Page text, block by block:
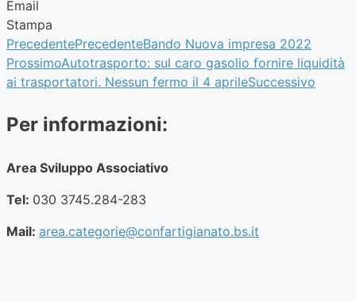
Email
Stampa
PrecedentePrecedenteBando Nuova impresa 2022
ProssimoAutotrasporto: sul caro gasolio fornire liquidità
ai trasportatori. Nessun fermo il 4 aprileSuccessivo
Per informazioni:
Area Sviluppo Associativo
Tel: 030 3745.284-283
Mail: area.categorie@confartigianato.bs.it